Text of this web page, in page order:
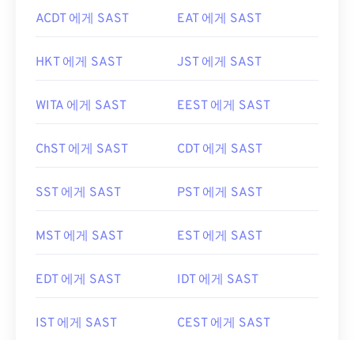
ACDT 에게 SAST EAT 에게 SAST
HKT 에게 SAST JST 에게 SAST
WITA 에게 SAST EEST 에게 SAST
ChST 에게 SAST CDT 에게 SAST
SST 에게 SAST PST 에게 SAST
MST 에게 SAST EST 에게 SAST
EDT 에게 SAST IDT 에게 SAST
IST 에게 SAST CEST 에게 SAST